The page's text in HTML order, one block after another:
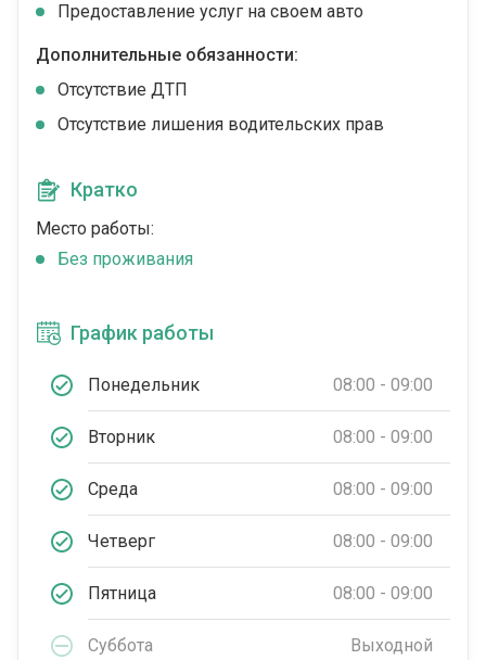
Предоставление услуг на своем авто
Дополнительные обязанности:
Отсутствие ДТП
Отсутствие лишения водительских прав
Кратко
Место работы:
Без проживания
График работы
Понедельник 08:00 - 09:00
Вторник 08:00 - 09:00
Среда 08:00 - 09:00
Четверг 08:00 - 09:00
Пятница 08:00 - 09:00
Суббота Выходной